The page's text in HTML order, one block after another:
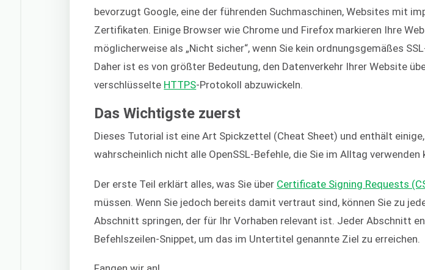
bevorzugt Google, eine der führenden Suchmaschinen, Websites mit
Zertifikaten. Einige Browser wie Chrome und Firefox markieren Ihre
möglicherweise als „Nicht sicher“, wenn Sie kein ordnungsgemäßes
Daher ist es von größter Bedeutung, den Datenverkehr Ihrer Website
verschlüsselte HTTPS-Protokoll abzuwickeln.
Das Wichtigste zuerst
Dieses Tutorial ist eine Art Spickzettel (Cheat Sheet) und enthält
wahrscheinlich nicht alle OpenSSL-Befehle, die Sie im Alltag verwenden
Der erste Teil erklärt alles, was Sie über Certificate Signing Requests
müssen. Wenn Sie jedoch bereits damit vertraut sind, können Sie zu
Abschnitt springen, der für Ihr Vorhaben relevant ist. Jeder Abschnitt
Befehlszeilen-Snippet, um das im Untertitel genannte Ziel zu erreichen.